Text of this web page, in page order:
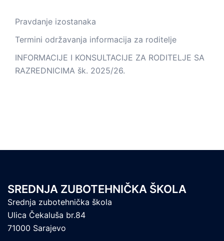
Pravdanje izostanaka
Termini održavanja informacija za roditelje
INFORMACIJE I KONSULTACIJE ZA RODITELJE SA
RAZREDNICIMA šk. 2025/26.
SREDNJA ZUBOTEHNIČKA ŠKOLA
Srednja zubotehnička škola
Ulica Čekaluša br.84
71000 Sarajevo